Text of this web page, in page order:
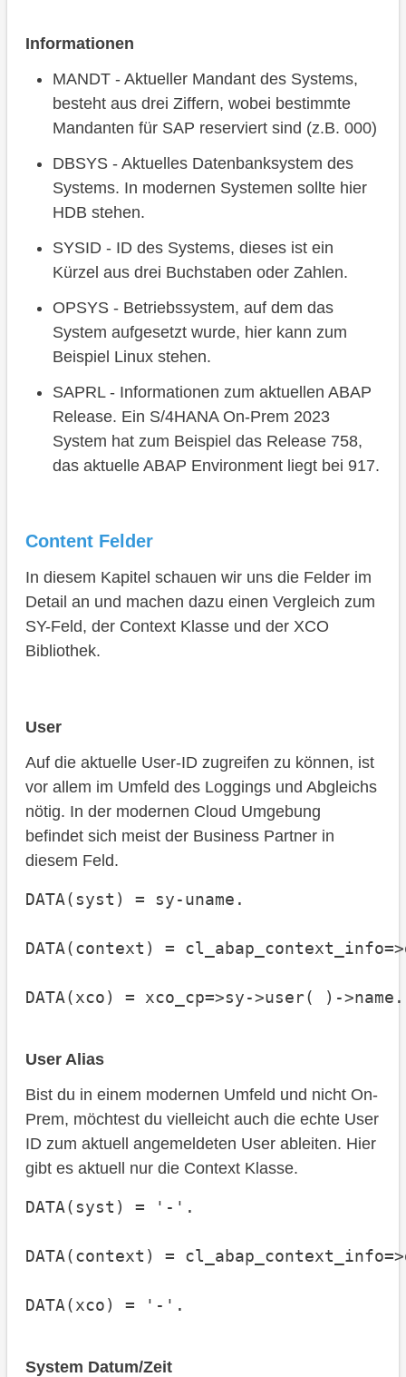
Informationen
MANDT - Aktueller Mandant des Systems,
besteht aus drei Ziffern, wobei bestimmte
Mandanten für SAP reserviert sind (z.B. 000)
DBSYS - Aktuelles Datenbanksystem des
Systems. In modernen Systemen sollte hier
HDB stehen.
SYSID - ID des Systems, dieses ist ein
Kürzel aus drei Buchstaben oder Zahlen.
OPSYS - Betriebssystem, auf dem das
System aufgesetzt wurde, hier kann zum
Beispiel Linux stehen.
SAPRL - Informationen zum aktuellen ABAP
Release. Ein S/4HANA On-Prem 2023
System hat zum Beispiel das Release 758,
das aktuelle ABAP Environment liegt bei 917.
Content Felder
In diesem Kapitel schauen wir uns die Felder im
Detail an und machen dazu einen Vergleich zum
SY-Feld, der Context Klasse und der XCO
Bibliothek.
User
Auf die aktuelle User-ID zugreifen zu können, ist
vor allem im Umfeld des Loggings und Abgleichs
nötig. In der modernen Cloud Umgebung
befindet sich meist der Business Partner in
diesem Feld.
DATA(syst) = sy-uname.
DATA(context) =
DATA(xco) = xco_cp=>sy->user( )->name.
User Alias
Bist du in einem modernen Umfeld und nicht On-
Prem, möchtest du vielleicht auch die echte User
ID zum aktuell angemeldeten User ableiten. Hier
gibt es aktuell nur die Context Klasse.
DATA(syst) = '-'.
DATA(context) =
DATA(xco) = '-'.
System Datum/Zeit